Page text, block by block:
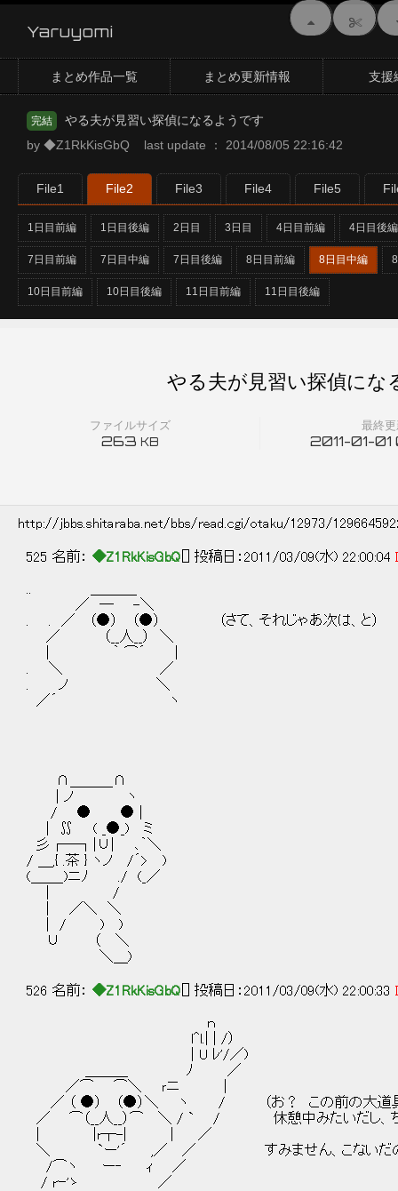
Yaruyomi
まとめ作品一覧 まとめ更新情報 支援
完結
やる夫が見習い探偵になるようです
by ◆Z1RkKisGbQ last update ： 2014/08/05 22:16:42
File1 File2 File3 File4 File5
1日目前編 1日目後編 2日目 3日目 4日目前編 4日目後編
7日目前編 7日目中編 7日目後編 8日目前編 8日目中編
10日目前編 10日目後編 11日目前編 11日目後編
ファイルサイズ
263 KB
最終
2011-01-
やる夫が見習い探偵にな
http://jbbs.shitaraba.net/bbs/read.cgi/otaku/12973/
525 名前： ◆Z1RkKisGbQ [] 投稿日：2011/03/09(水) 22:00:04
／ ― -＼
. . ／ （●） （●） （さて、それじゃあ次は、と）
／ （__人__） ＼
. ＼ ／
. ノ ＼
／´ ヽ
∩＿＿＿∩
| ノ ヽ
/ ● ● |
| ∬ ( _●_) ミ
彡┌─┐|∪| ､｀＼
/ ＿,{ .茶 } ヽノ /´> )
(＿＿_)ニﾉ ./ (_／
| /
| ／＼ ＼
| / ) )
∪ （ ＼
＼＿)
526 名前： ◆Z1RkKisGbQ [] 投稿日：2011/03/09(水) 22:00:33
ｎ
l^l.| | /）
| U ﾚ'/／)
＿＿＿ ﾉ ／
／⌒ ⌒＼ ｒニ |
／ （ ●） （●）＼ ヽ / （お？ この前の大道具
／ ⌒（__人__）⌒ ＼ / ` / 休憩中みたいだし、ちょ
| |r┬-| | ／
＼ `ー'´ ,／ ／ すみません、こないだの探
/⌒ヽ ー‐ ｨ ／
/ rｰ'ゝ ／